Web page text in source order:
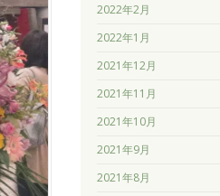
2022年2月
2022年1月
2021年12月
2021年11月
2021年10月
2021年9月
2021年8月